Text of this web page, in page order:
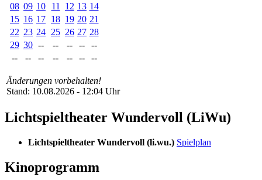
08 09 10 11 12 13 14
15 16 17 18 19 20 21
22 23 24 25 26 27 28
29 30 -- -- -- --
--
--
-- -- -- -- -- --
Änderungen vorbehalten!
Stand: 10.08.2026 - 12:04 Uhr
Lichtspieltheater Wundervoll (LiWu)
Lichtspieltheater Wundervoll (li.wu.) Spielplan
Kinoprogramm